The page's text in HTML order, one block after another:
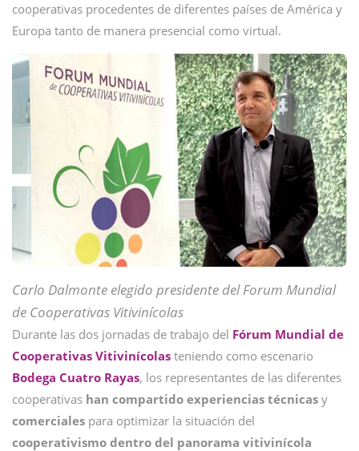
cooperativas procedentes de diferentes países de América y
Europa tanto de manera presencial como virtual.
Carlo Dalmonte elegido presidente del Forum Mundial
de Cooperativas Vitivinícolas
Durante las dos jornadas de trabajo del Fórum Mundial de
Cooperativas Vitivinícolas teniendo como escenario
Bodega Cuatro Rayas, los representantes de las diferentes
cooperativas han compartido experiencias técnicas y
comerciales para optimizar la situación del
cooperativismo dentro del panorama vitivinícola